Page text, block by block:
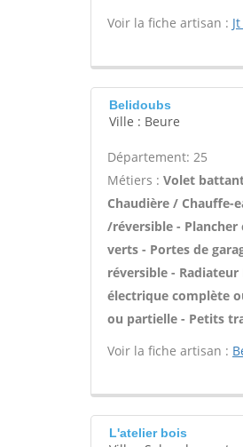
Voir la fiche artisan :
Belidoubs
Ville : Beure
Département: 25
Métiers : Volet
Chaudière / Chauffe-
/réversible - Plancher
verts - Portes de
réversible -
électrique complète
ou partielle - Petits
Voir la fiche artisan :
L'atelier bois